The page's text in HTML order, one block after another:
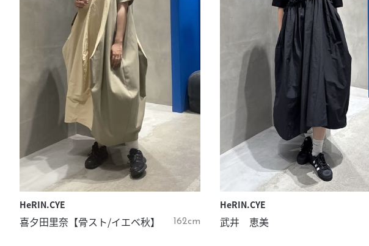
HeRIN.CYE
喜夕田里奈【骨スト/イエベ秋】 162cm
HeRIN.CYE
武井 恵美